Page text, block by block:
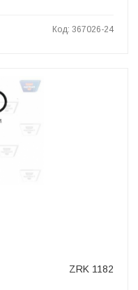
Код: 367026-24
ZRK 1182